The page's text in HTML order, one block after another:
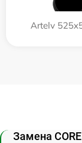
Artelv
Замена